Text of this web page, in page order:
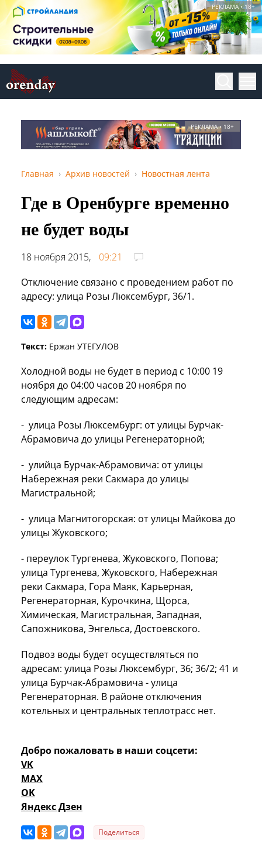
РЕКЛАМА • 18+
РЕКЛАМА • 18+
Главная Архив новостей Новостная лента
Где в Оренбурге временно
не будет воды
18 ноября 2015,
09:21
Отключение связано с проведением работ по
адресу: улица Розы Люксембург, 36/1.
Текст: Ержан УТЕГУЛОВ
Холодной воды не будет в период с 10:00 19
ноября до 04:00 часов 20 ноября по
следующим адресам:
- улица Розы Люксембург: от улицы Бурчак-
Абрамовича до улицы Регенераторной;
- улийца Бурчак-Абрамовича: от улицы
Набережная реки Сакмара до улицы
Магистральной;
- улица Магнитогорская: от улицы Майкова до
улицы Жуковского;
- переулок Тургенева, Жуковского, Попова;
улица Тургенева, Жуковского, Набережная
реки Сакмара, Гора Маяк, Карьерная,
Регенераторная, Курочкина, Щорса,
Химическая, Магистральная, Западная,
Сапожникова, Энгельса, Достоевского.
Подвоз воды будет осуществляться по
адресам: улица Розы Люксембург, 36; 36/2; 41 и
улица Бурчак-Абрамовича - улица
Регенераторная. В районе отключения
котельных и центральных теплотрасс нет.
Добро пожаловать в наши соцсети:
VK
MAX
OK
Яндекс Дзен
Поделиться